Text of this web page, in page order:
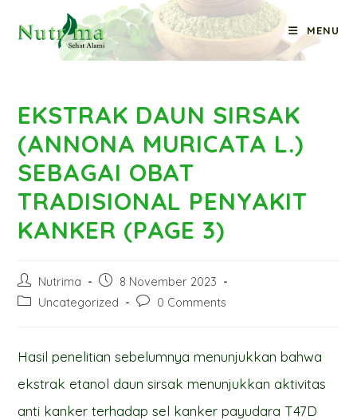
MENU
Blog
EKSTRAK DAUN SIRSAK
(ANNONA MURICATA L.)
SEBAGAI OBAT
TRADISIONAL PENYAKIT
KANKER (PAGE 3)
Post
author:
Nutrima
Post
published:
8 November 2023
PostUncategorized
Post0 Comments
Hasil penelitian sebelumnya menunjukkan bahwa
ekstrak etanol daun sirsak menunjukkan aktivitas
anti kanker terhadap sel kanker payudara T47D